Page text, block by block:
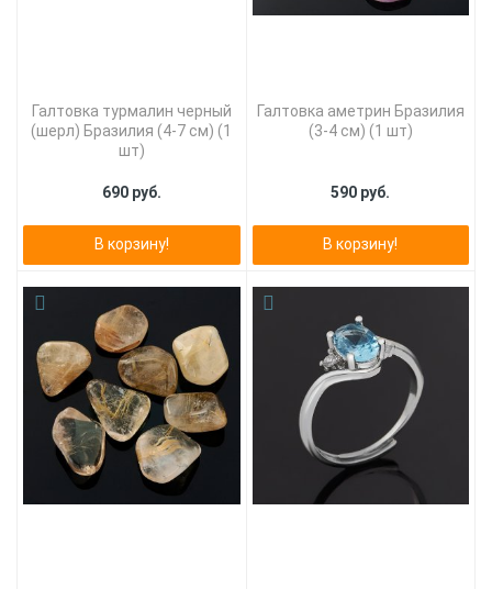
Галтовка турмалин черный
(шерл) Бразилия (4-7 см) (1
шт)
690 руб.
В корзину!
Галтовка аметрин Бразилия
(3-4 см) (1 шт)
590 руб.
В корзину!